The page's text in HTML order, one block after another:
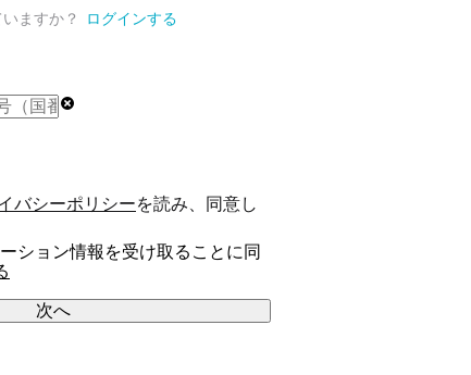
ますか？ ログインする
バシーポリシーを読み、同意し
ション情報を受け取ることに同
次へ